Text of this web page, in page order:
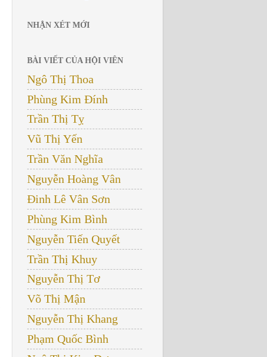
NHẬN XÉT MỚI
BÀI VIẾT CỦA HỘI VIÊN
Ngô Thị Thoa
Phùng Kim Đính
Trần Thị Tỵ
Vũ Thị Yến
Trần Văn Nghĩa
Nguyễn Hoàng Vân
Đinh Lê Vân Sơn
Phùng Kim Bình
Nguyễn Tiến Quyết
Trần Thị Khuy
Nguyễn Thị Tơ
Võ Thị Mận
Nguyễn Thị Khang
Phạm Quốc Bình